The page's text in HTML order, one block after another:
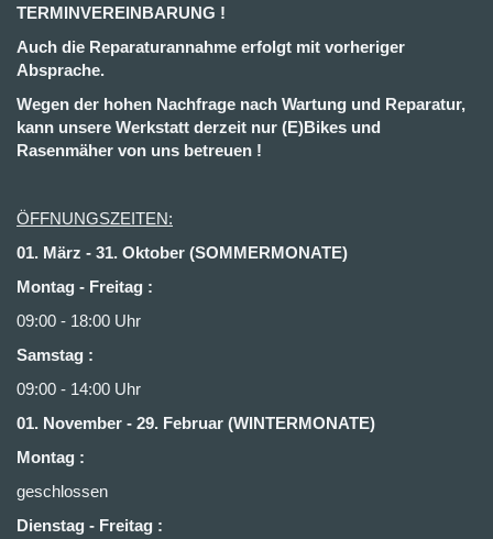
TERMINVEREINBARUNG !
Auch die Reparaturannahme erfolgt mit vorheriger
Absprache.
Wegen der hohen Nachfrage nach Wartung und Reparatur,
kann unsere Werkstatt derzeit nur (E)Bikes und
Rasenmäher von uns betreuen !
ÖFFNUNGSZEITEN:
01. März - 31. Oktober (SOMMERMONATE)
Montag - Freitag :
09:00 - 18:00 Uhr
Samstag :
09:00 - 14:00 Uhr
01. November - 29. Februar (WINTERMONATE)
Montag :
geschlossen
Dienstag - Freitag :